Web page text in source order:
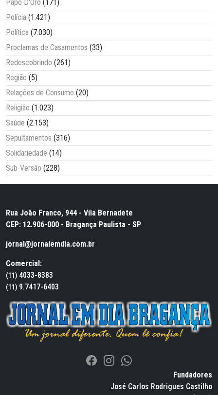
Papo D'Oro (171)
Polícia (1.421)
Política (7.030)
Proclamas de Casamentos (33)
Redescobrindo (261)
Região (5)
Relações de Consumo (20)
Religião (1.023)
Saúde (2.153)
Sepultamentos (316)
Solidariedade (14)
Sub-Versão (228)
Rua João Franco, 944 - Vila Bernadete
CEP: 12.906-000 - Bragança Paulista - SP
jornal@jornalemdia.com.br
Comercial:
(11) 4033-8383
(11) 9.7417-6403
Fundadores
José Carlos Rodrigues Castilho